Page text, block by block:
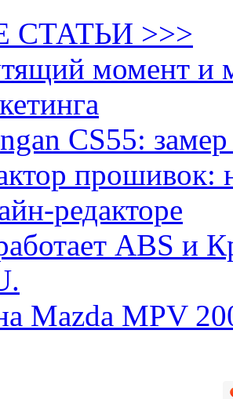
СТАТЬИ >>>
момент и
CS55:
прошивок:
редакторе
ABS и
Mazda MPV